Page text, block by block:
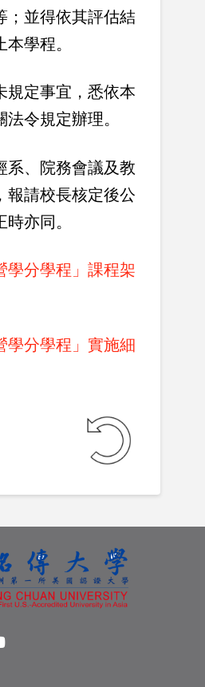
；並得依其評估結
學程。
規定事宜，悉依本
令規定辦理。
系、院務會議及教
報請校長核定後公
亦同。
學分學程」課程架
學分學程」實施細